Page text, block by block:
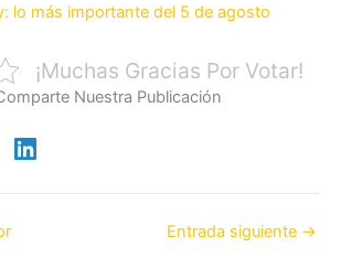
lo más importante del 5 de agosto
¡Muchas Gracias Por Votar!
Nuestra Publicación
Entrada siguiente →